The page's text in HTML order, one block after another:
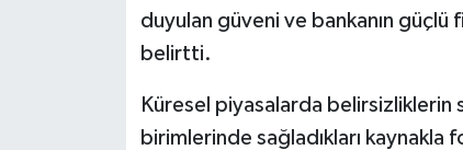
duyulan güveni ve bankanın güçlü
belirtti.
Küresel piyasalarda
birimlerinde sağladıkları kaynakla